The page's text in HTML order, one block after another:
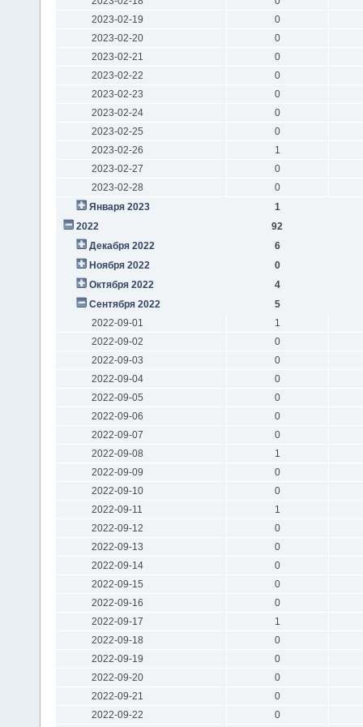
2023-02-19
0
2023-02-20
0
2023-02-21
0
2023-02-22
0
2023-02-23
0
2023-02-24
0
2023-02-25
0
2023-02-26
1
2023-02-27
0
2023-02-28
0
Января 2023
1
2022
92
Декабря 2022
6
Ноября 2022
0
Октября 2022
4
Сентября 2022
5
2022-09-01
1
2022-09-02
0
2022-09-03
0
2022-09-04
0
2022-09-05
0
2022-09-06
0
2022-09-07
0
2022-09-08
1
2022-09-09
0
2022-09-10
0
2022-09-11
1
2022-09-12
0
2022-09-13
0
2022-09-14
0
2022-09-15
0
2022-09-16
0
2022-09-17
1
2022-09-18
0
2022-09-19
0
2022-09-20
0
2022-09-21
0
2022-09-22
0